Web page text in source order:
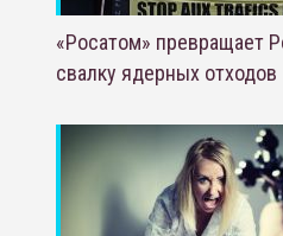
«Росатом» превращает
свалку ядерных отходов